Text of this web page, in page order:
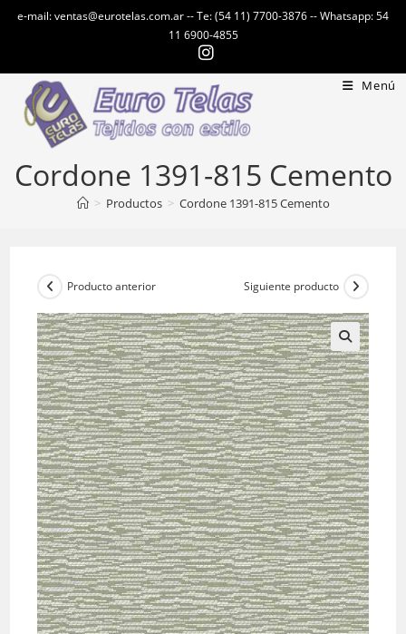
e-mail: ventas@eurotelas.com.ar -- Te: (54 11) 7700-3876 -- Whatsapp: 54
11 6900-4855
Menú
Cordone 1391-815 Cemento
> Productos > Cordone 1391-815 Cemento
Producto anterior Siguiente producto